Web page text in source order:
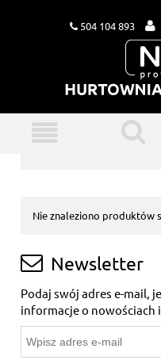
504 104 893
Nie znaleziono produktów
Newsletter
Podaj swój adres e-mail,
informacje o nowościach